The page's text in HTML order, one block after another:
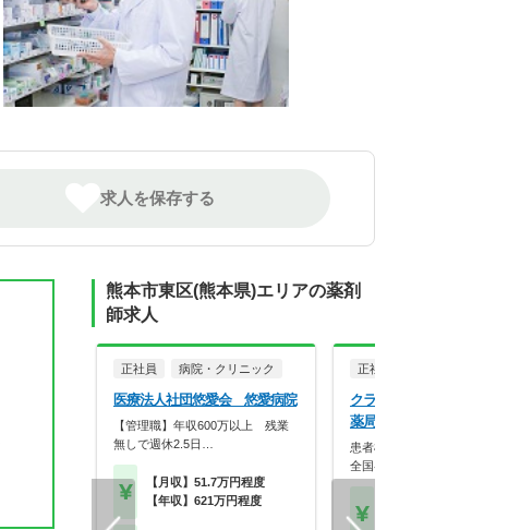
求人を保存する
熊本市東区(熊本県)エリアの薬剤
師求人
正社員 病院・クリニック
医療法人社団悠愛会 悠愛病院
【管理職】年収600万以上 残業
無しで週休2.5日…
【月収】51.7万円程度
【年収】621万円程度
正社員
クラフト株式会社 さく
薬局 月出店
患者様に寄り添う薬局を目
全国各地に展開する調…